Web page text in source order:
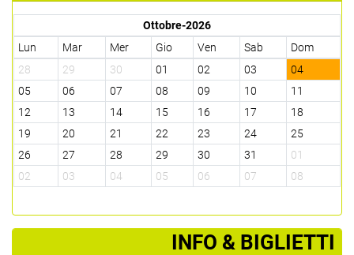
Ottobre-2026
Lun
Mar Mer Gio Ven Sab
Dom
28
29 30 01 02 03
04
05
06 07 08 09 10
11
12
13 14 15 16 17
18
19
20 21 22 23 24
25
26
27 28 29 30 31
01
02
03 04 05 06 07 08
­INFO & BIGLIETTI